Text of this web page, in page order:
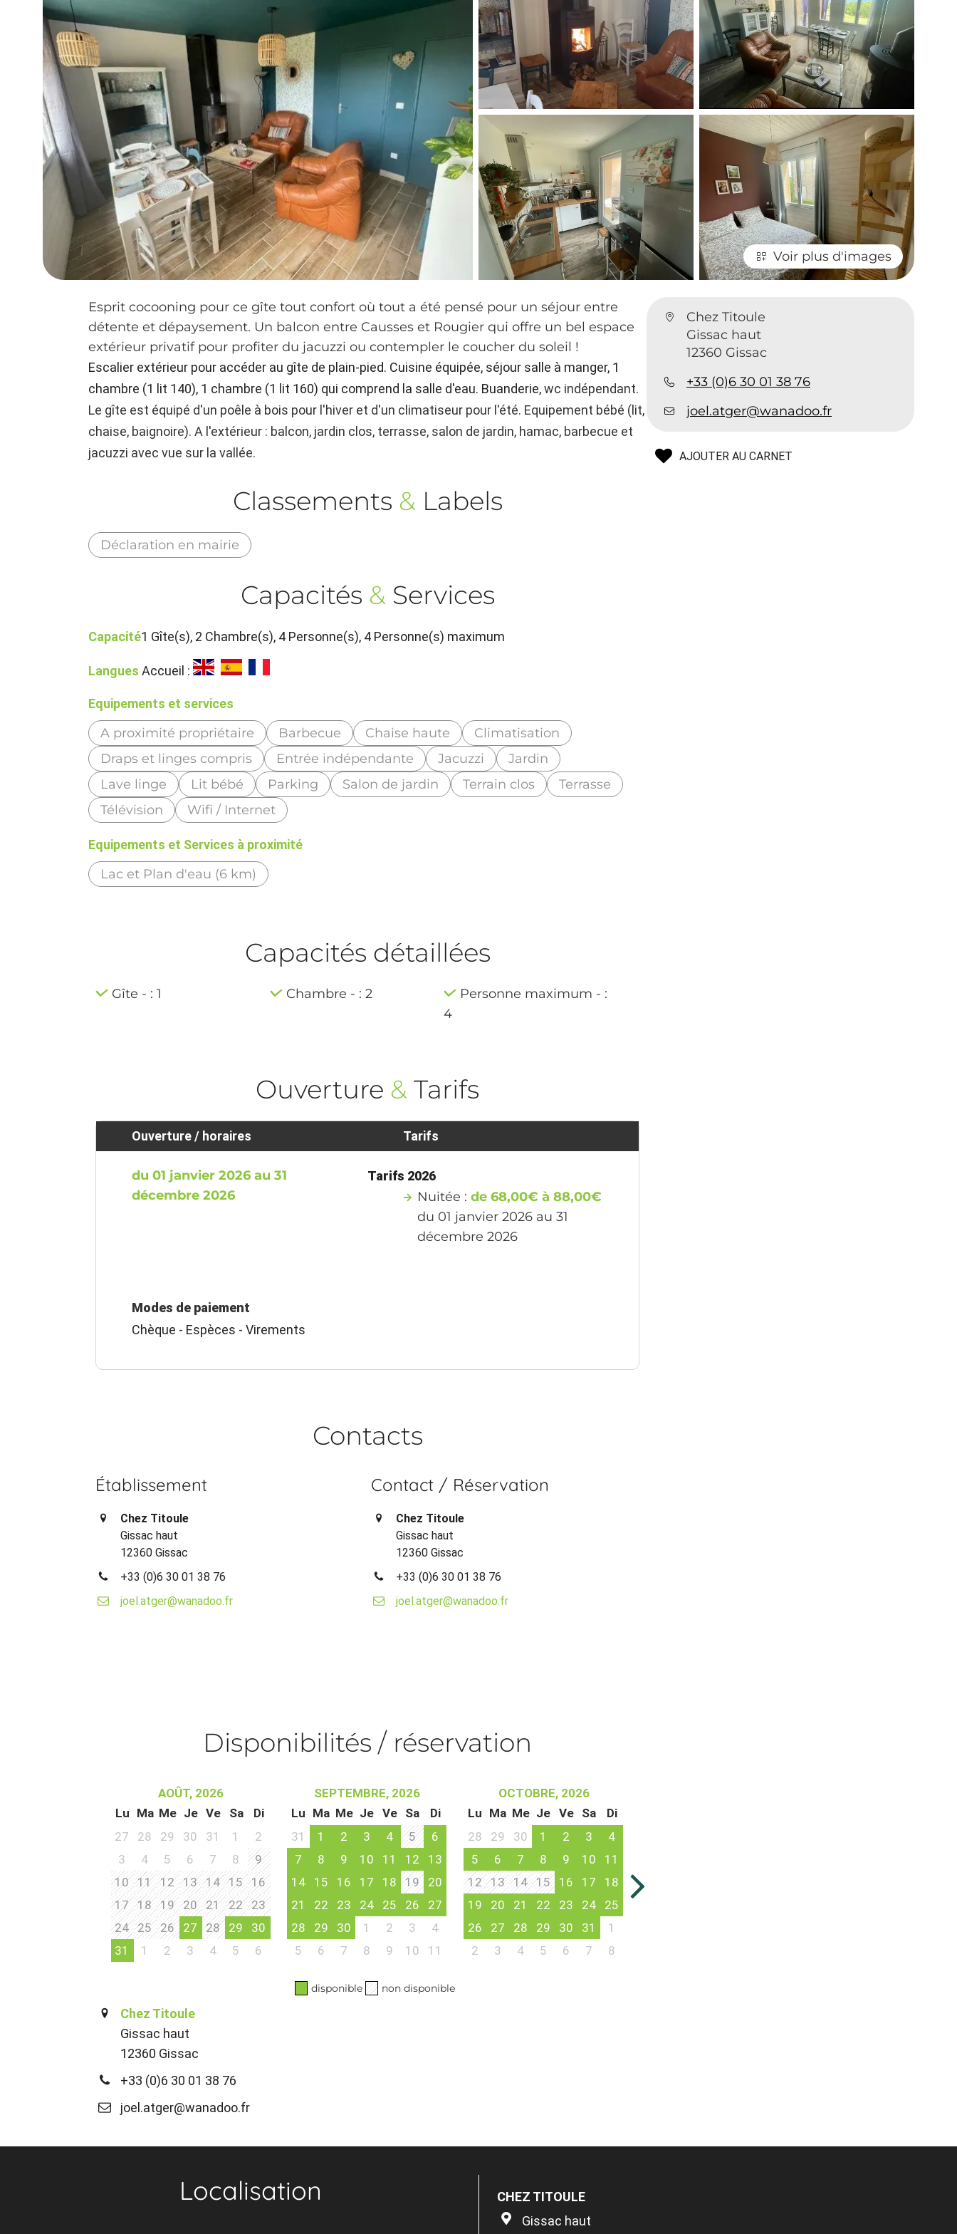
Voir plus d'images
Chez Titoule
Gissac haut
12360 Gissac
+33 (0)6 30 01 38 76
joel.atger@wanadoo.fr
AJOUTER AU CARNET
Esprit cocooning pour ce gîte tout confort où tout a été pensé pour un séjour entre
détente et dépaysement. Un balcon entre Causses et Rougier qui offre un bel espace
extérieur privatif pour profiter du jacuzzi ou contempler le coucher du soleil !
Escalier extérieur pour accéder au gîte de plain-pied. Cuisine équipée, séjour salle à manger, 1
chambre (1 lit 140), 1 chambre (1 lit 160) qui comprend la salle d'eau. Buanderie,wc indépendant.
Le gîte est équipé d'un poêle à bois pour l'hiver et d'un climatiseur pour l'été. Equipement bébé (lit,
chaise, baignoire). A l'extérieur : balcon, jardin clos, terrasse, salon de jardin, hamac, barbecue et
jacuzzi avec vue sur la vallée.
Classements & Labels
Déclaration en mairie
Capacités & Services
Capacité1 Gîte(s), 2 Chambre(s), 4 Personne(s), 4 Personne(s) maximum
Langues Accueil :
Equipements et services
A proximité propriétaire Barbecue Chaise haute
Climatisation
Draps et linges compris
Entrée indépendante Jacuzzi
Jardin
Lave linge
Lit bébé Parking Salon de jardin Terrain clos
Terrasse
Télévision
Wifi / Internet
Equipements et Services à proximité
Lac et Plan d'eau (6 km)
Capacités détaillées
Gîte - : 1 Chambre - : 2
Personne maximum - :
4
Ouverture & Tarifs
Ouverture / horaires
du 01 janvier 2026 au 31
décembre 2026
Tarifs
Tarifs 2026
Nuitée :de 68,00€ à 88,00€
du 01 janvier 2026 au 31
décembre 2026
Modes de paiement
Chèque - Espèces - Virements
Contacts
Établissement
Chez Titoule
Gissac haut
12360 Gissac
+33 (0)6 30 01 38 76
joel.atger@wanadoo.fr
Contact / Réservation
Chez Titoule
Gissac haut
12360 Gissac
+33 (0)6 30 01 38 76
joel.atger@wanadoo.fr
Disponibilités / réservation
AOÛT, 2026
Lu Ma Me Je Ve Sa
Di
27
28 29 30 31 1
2
3
4 5 6 7 8
9
10
11 12 13 14 15
16
17
18 19 20 21 22
23
24
25 26 27 28 29
30
31
1 2 3 4 5 6
SEPTEMBRE, 2026
Lu Ma Me Je Ve Sa
Di
31
1 2 3 4 5
6
7
8 9 10 11 12
13
14
15 16 17 18 19
20
21
22 23 24 25 26
27
28
29 30 1 2 3
4
5
6 7 8 9 10 11
OCTOBRE, 2026
Lu Ma Me Je Ve Sa
Di
28
29 30 1 2 3
4
5
6 7 8 9 10
11
12
13 14 15 16 17
18
19
20 21 22 23 24
25
26
27 28 29 30 31
1
2
3 4 5 6 7 8
disponible non disponible
Chez Titoule
Gissac haut
12360 Gissac
+33 (0)6 30 01 38 76
joel.atger@wanadoo.fr
Localisation
CHEZ TITOULE
Gissac haut